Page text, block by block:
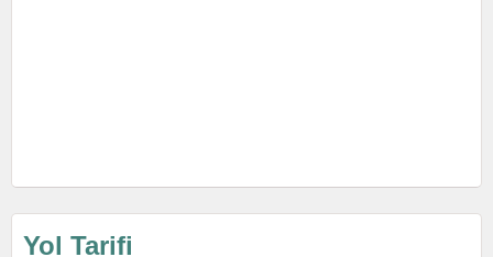
Yol Tarifi